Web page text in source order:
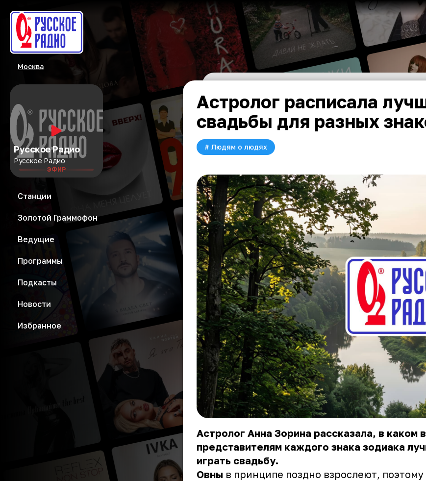
Москва
Русское Радио
Русское Радио
ЭФИР
Станции
Золотой Граммофон
Ведущие
Программы
Подкасты
Новости
Избранное
Астролог расписала
свадьбы для разных
# Людям о людях
Астролог Анна Зорина рассказала, в каком
представителям каждого знака зодиака
играть свадьбу.
Овны в принципе поздно взрослеют, поэтому